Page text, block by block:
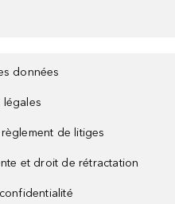
données
légales
de litiges
et droit de rétractation